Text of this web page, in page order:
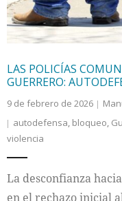
LAS POLICÍAS
GUERRERO:
9 de febrero de 2026
autodefensa, bloqueo,
violencia
La desconfianza
en el rechazo inicial